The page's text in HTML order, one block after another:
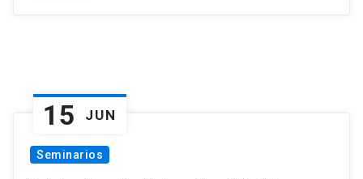
15 JUN
Seminarios